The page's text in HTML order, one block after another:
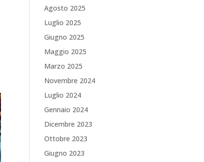
Agosto 2025
Luglio 2025
Giugno 2025
Maggio 2025
Marzo 2025
Novembre 2024
Luglio 2024
Gennaio 2024
Dicembre 2023
Ottobre 2023
Giugno 2023